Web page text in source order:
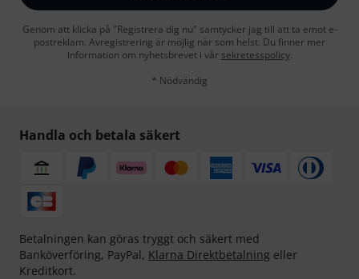
Genom att klicka på "Registrera dig nu" samtycker jag till att ta emot e-
postreklam. Avregistrering är möjlig när som helst. Du finner mer
information om nyhetsbrevet i vår sekretesspolicy.
* Nödvändig
Handla och betala säkert
Betalningen kan göras tryggt och säkert med
Banköverföring, PayPal, Klarna Direktbetalning eller
Kreditkort.